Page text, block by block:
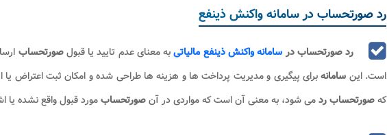
رد صورتحساب در سامانه واکنش ذینفع
رد صورتحساب درسامانه واکنش ذینفع مالیاتیبه معنای عدم تایید یا قبولصورتحساب
است. این سامانهبرای پیگیری و مدیریت پرداخت ها و هزینه ها طراحی شده و امکان ثبت اعتراض یا
کهصورتحساب ردمی شود، به معنی آن است که مواردی در آنصورتحسابمورد قبول واقع نشده یا